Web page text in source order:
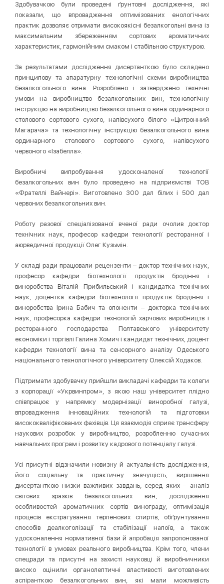
Здобувачкою були проведені ґрунтовні дослідження, які
показали, що впровадження оптимізованих енологічних
практик дозволяє отримати високоякісні безалкогольні вина із
максимальним збереженням сортових ароматичних
характеристик, гармонійним смаком і стабільною структурою.
За результатами дослідження дисертанткою було складено
принципову та апаратурну технологічні схеми виробництва
безалкогольного вина. Розроблено і затверджено технічні
умови на виробництво безалкогольних вин, технологічну
інструкцію на виробництво безалкогольного вина ординарного
столового сортового сухого, напівсухого білого «Цитронний
Магарача» та технологічну інструкцію безалкогольного вина
ординарного столового сортового сухого, напівсухого
червоного «Ізабелла».
Виробничі випробування удосконаленої технології
безалкогольних вин було проведено на підприємстві ТОВ
«Фрателлі Вайнері». Виготовлено 300 дал білих і 500 дал
червоних безалкогольних вин.
Роботу разової спеціалізованої вченої ради очолив доктор
технічних наук, професор кафедри технології ресторанної і
аюрведичної продукції Олег Кузьмін.
У складі ради працювали рецензенти – доктор технічних наук,
професор кафедри біотехнології продуктів бродіння і
виноробства Віталій Прибильський і кандидатка технічних
наук, доцентка кафедри біотехнології продуктів бродіння і
виноробства Ірина Бабич та опоненти – докторка технічних
наук, професорка кафедри технологій харчових виробництв і
ресторанного господарства Полтавського університету
економіки і торгівлі Галина Хомич і кандидат технічних, доцент
кафедри технології вина та сенсорного аналізу Одеського
національного технологічного університету Олексій Ходаков.
Підтримати здобувачку прийшли викладачі кафедри та колеги
з корпорації «Укрвинпром», з якою наш університет плідно
співпрацює у напрямку модернізації виноробної галузі,
впровадження інноваційних технологій та підготовки
висококваліфікованих фахівців. Ця взаємодія сприяє трансферу
наукових розробок у виробництво, розробленню сучасних
навчальних програм і розвитку кадрового потенціалу галузі.
Усі присутні відзначили новизну й актуальність дослідження,
його соціальну та практичну значущість, вирішення
дисертанткою низки важливих завдань, серед яких – аналіз
світових зразків безалкогольних вин, дослідження
особливостей ароматичних сортів винограду, оптимізація
процесів екстрагування терпенових спиртів, обґрунтування
способів деалкоголізації та стабілізації напоїв, а також
удосконалення нормативної бази й апробація запропонованої
технології в умовах реального виробництва. Крім того, члени
спецради та присутні на захисті науковці й виробничники
високо оцінили органолептичні властивості виготовлених
аспіранткою безалкогольних вин, які мали можливість